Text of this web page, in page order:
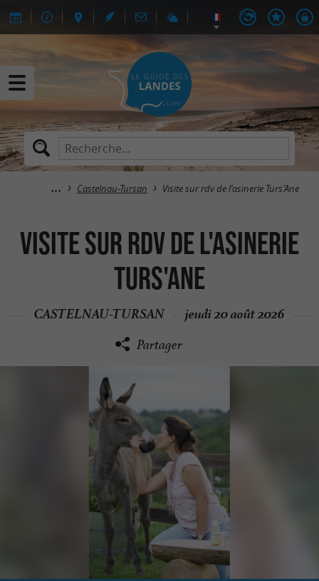
Castelnau-Tursan Visite sur rdv de l'asinerie Turs'Ane
Visite sur rdv de l'asinerie
Turs'Ane
CASTELNAU-TURSAN jeudi 20 août 2026
Partager